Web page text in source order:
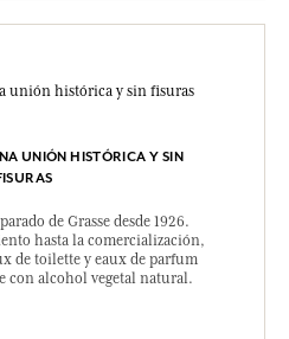
UNIÓN HISTÓRICA Y SIN
de Grasse desde 1926.
hasta la comercialización,
de toilette y eaux de parfum
con alcohol vegetal natural.